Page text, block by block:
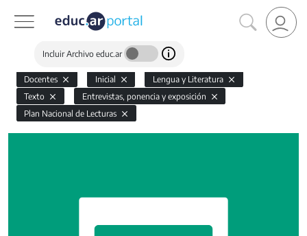
Incluir Archivo educ.ar
Docentes Inicial
Lengua y Literatura
Texto
Entrevistas, ponencia y exposición
Plan Nacional de Lecturas